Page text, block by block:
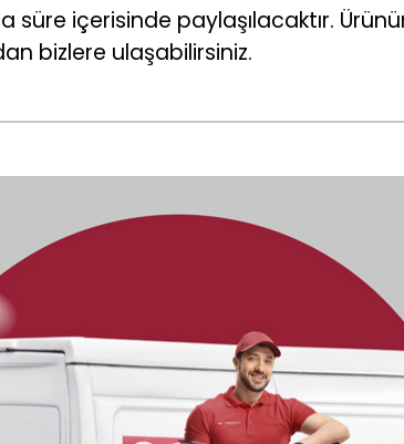
süre içerisinde paylaşılacaktır.
bizlere ulaşabilirsiniz.